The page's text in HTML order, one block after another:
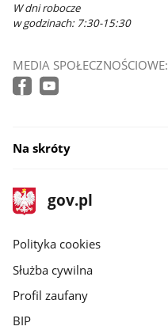
W dni robocze
w godzinach: 7:30-15:30
MEDIA SPOŁECZNOŚCIOWE:
Na skróty
stopka
gov.pl
Strona
gov.pl
gov.pl
Polityka cookies
Służba cywilna
Profil zaufany
BIP